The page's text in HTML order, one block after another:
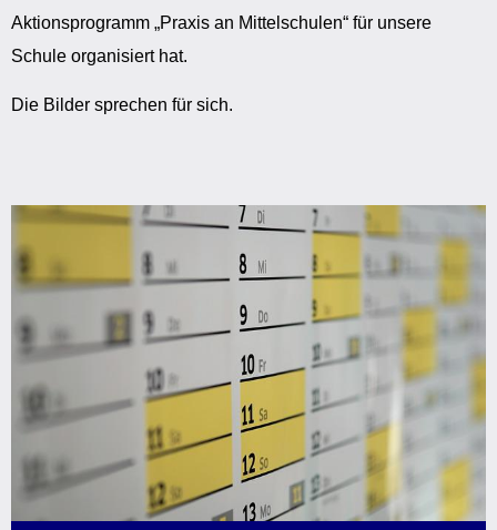
Aktionsprogramm „Praxis an Mittelschulen“ für unsere
Schule organisiert hat.
Die Bilder sprechen für sich.